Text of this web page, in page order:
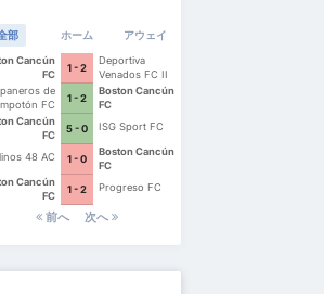
部 ホーム アウェイ
Cancún
FC
1 - 2
Deportiva
Venados FC II
de
FC
1 - 2
Boston Cancún
FC
Cancún
FC
5 - 0 ISG Sport FC
48 AC 1 - 0
Boston Cancún
FC
Cancún
FC
1 - 2 Progreso FC
前へ 次へ